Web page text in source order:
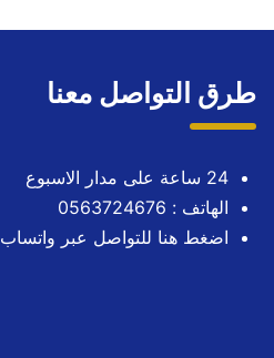
طرق التواصل معنا
24 ساعة على مدار الاسبوع
الهاتف : 0563724676
اضغط هنا للتواصل عبر واتساب